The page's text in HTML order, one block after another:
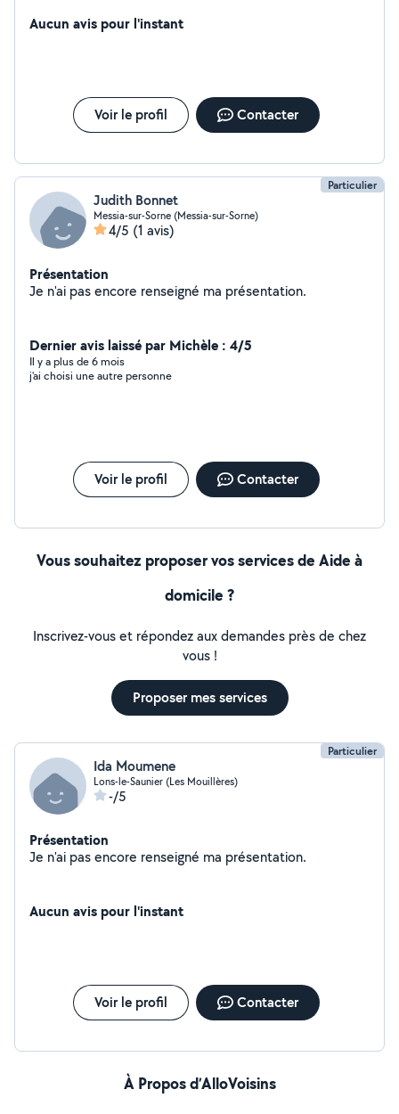
Aucun avis pour l'instant
Voir le profil Contacter
Particulier
Judith Bonnet
Messia-sur-Sorne (Messia-sur-Sorne)
4/5 (1 avis)
Présentation
Je n'ai pas encore renseigné ma présentation.
Dernier avis laissé par Michèle : 4/5
Il y a plus de 6 mois
j'ai choisi une autre personne
Voir le profil Contacter
Vous souhaitez proposer vos services de Aide à
domicile ?
Inscrivez-vous et répondez aux demandes près de chez
vous !
Proposer mes services
Particulier
Ida Moumene
Lons-le-Saunier (Les Mouillères)
-/5
Présentation
Je n'ai pas encore renseigné ma présentation.
Aucun avis pour l'instant
Voir le profil Contacter
À Propos d’AlloVoisins